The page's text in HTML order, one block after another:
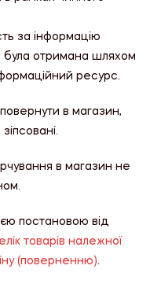
за інформацію
була отримана шляхом
ресурс.
в магазин,
в магазин не
постановою від
товарів належної
(поверненню).